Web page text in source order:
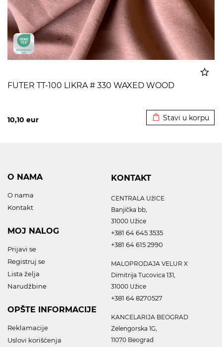
FUTER TT-100 LIKRA # 330 WAXED WOOD
10,10 eur Stavi u korpu
O NAMA
O nama
Kontakt
MOJ NALOG
Prijavi se
Registruj se
Lista želja
Narudžbine
OPŠTE INFORMACIJE
Reklamacije
Uslovi korišćenja
KONTAKT
CENTRALA UžICE
Banjička bb,
31000 Užice
+381 64 645 3535
+381 64 615 2990
MALOPRODAJA VELUR X
Dimitrija Tucovica 131,
31000 Užice
+381 64 8270527
KANCELARIJA BEOGRAD
Zelengorska 1G,
11070 Beograd